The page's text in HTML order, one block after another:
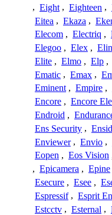
, Eight , Eighteen ,
Eitea , Ekaza ,
Elecom , Electriq ,
Elegoo , Elex ,
Elite , Elmo , Elp ,
Ematic , Emax ,
Eminent , Empire ,
Encore , Encore
Endroid ,
Ens Security ,
Enviewer , Envio ,
Eopen , Eos Vision
, Epicamera , Epine
Esecure , Esee ,
Espressif , Esprit
Estcctv , Esternal ,